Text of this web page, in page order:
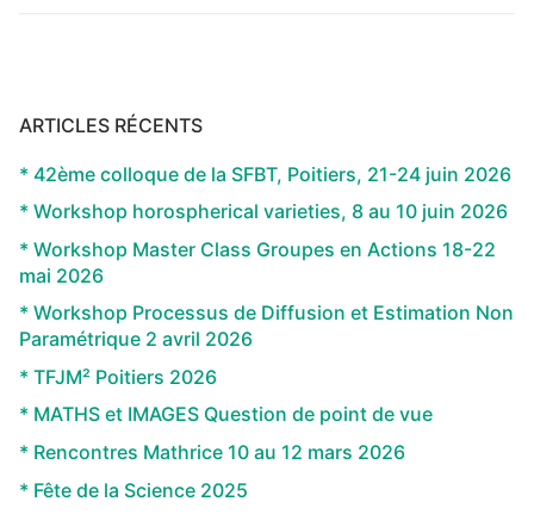
ARTICLES RÉCENTS
* 42ème colloque de la SFBT, Poitiers, 21-24 juin 2026
* Workshop horospherical varieties, 8 au 10 juin 2026
* Workshop Master Class Groupes en Actions 18-22
mai 2026
* Workshop Processus de Diffusion et Estimation Non
Paramétrique 2 avril 2026
* TFJM² Poitiers 2026
* MATHS et IMAGES Question de point de vue
* Rencontres Mathrice 10 au 12 mars 2026
* Fête de la Science 2025